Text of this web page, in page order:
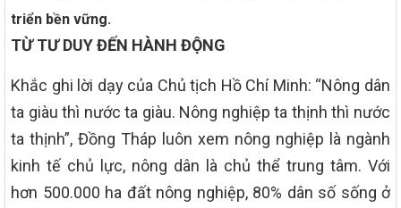
triển bền vững.
TỪ TƯ DUY ĐẾN HÀNH ĐỘNG
Khắc ghi lời dạy của Chủ tịch Hồ Chí Minh: “Nông dân
ta giàu thì nước ta giàu. Nông nghiệp ta thịnh thì nước
ta thịnh”, Đồng Tháp luôn xem nông nghiệp là ngành
kinh tế chủ lực, nông dân là chủ thể trung tâm. Với
hơn 500.000 ha đất nông nghiệp, 80% dân số sống ở